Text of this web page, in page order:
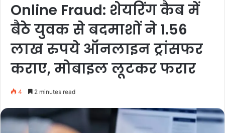
Online Fraud: शेयरिंग कैब में
बैठे युवक से बदमाशों ने 1.56
लाख रुपये ऑनलाइन ट्रांसफर
कराए, मोबाइल लूटकर फरार
4 2 minutes read